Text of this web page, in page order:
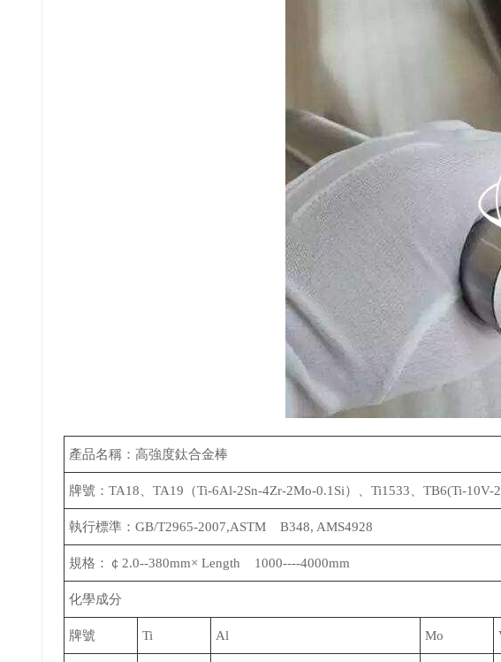
產品名稱：高強度鈦合金棒
牌號：TA18、TA19（Ti-6Al-2Sn-4Zr-2Mo-0.1Si）、Ti1533、TB6(Ti-10V-
執行標準：GB/T2965-2007,ASTM B348, AMS4928
規格：￠2.0--380mm× Length 1000----4000mm
化學成分
牌號 Ti Al Mo